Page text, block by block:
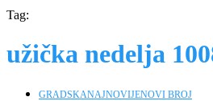
Tag:
užička nedelja
GRADSKANAJNOVIJENOVI BROJ